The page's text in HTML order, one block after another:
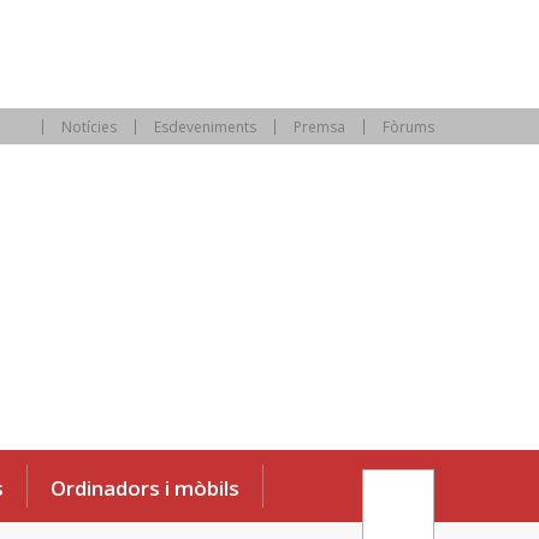
Notícies Esdeveniments Premsa Fòrums
Ordinadors i mòbils